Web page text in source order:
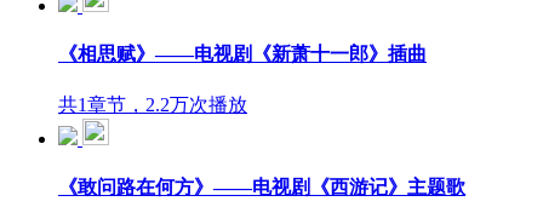
《相思赋》——电视剧《新萧十一郎》插曲
共1章节，2.2万次播放
《敢问路在何方》——电视剧《西游记》主题歌